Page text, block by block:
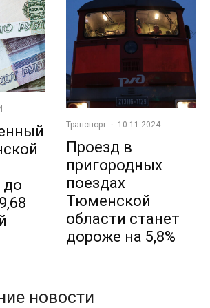
до
Транспорт · 10.11.2024
Проезд в
пригородных
поездах
Тюменской
области станет
дороже на 5,8%
новости